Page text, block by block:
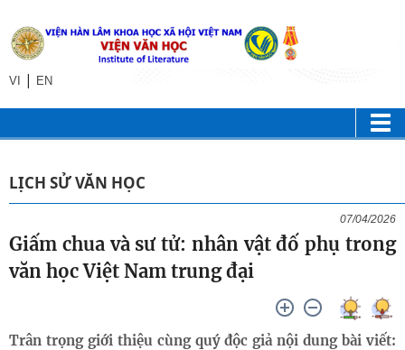
VI | EN
LỊCH SỬ VĂN HỌC
07/04/2026
Giấm chua và sư tử: nhân vật đố phụ trong
văn học Việt Nam trung đại
Trân trọng giới thiệu cùng quý độc giả nội dung bài viết: